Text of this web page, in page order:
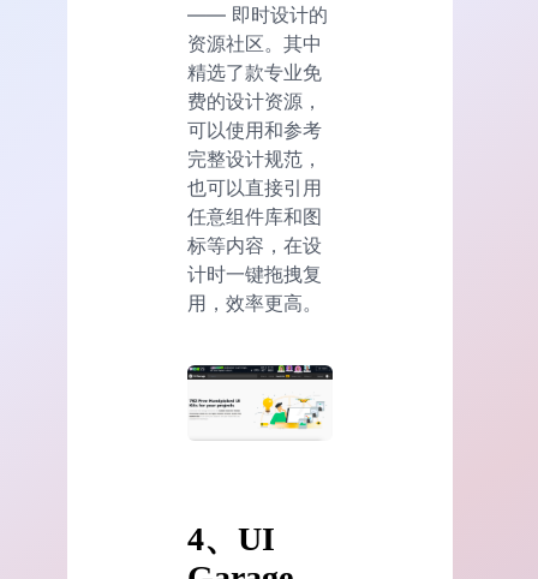
—— 即时设计的
资源社区。其中
精选了款专业免
费的设计资源，
可以使用和参考
完整设计规范，
也可以直接引用
任意组件库和图
标等内容，在设
计时一键拖拽复
用，效率更高。
4、UI